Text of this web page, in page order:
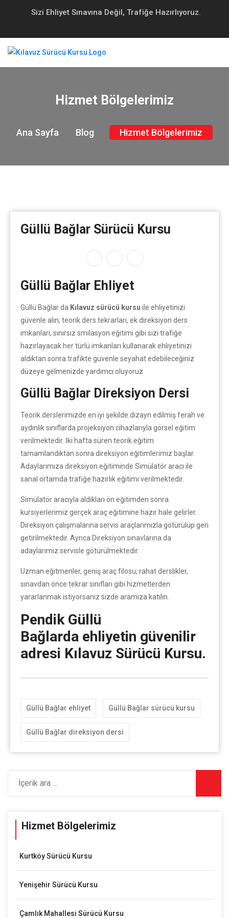
Sizi Ehliyet Sınavına Değil, Trafiğe Hazırlıyoruz.
Hizmet Bölgelerimiz
Ana Sayfa Blog Hizmet Bölgelerimiz
Güllü Bağlar Sürücü Kursu
Güllü Bağlar Ehliyet
Güllü Bağlar da Kılavuz sürücü kursu ile ehliyetinizi
güvenle alın, teorik ders tekrarları, ek direksiyon ders
imkanları, sınırsız smilasyon eğitimi gibi sizi trafiğe
hazırlayacak her türlü imkanları kullanarak ehliyetinizi
aldıktan sonra trafikte güvenle seyahat edebileceğiniz
düzeye gelmenizde yardımcı oluyoruz
Güllü Bağlar Direksiyon Dersi
Teorik derslerimizde en iyi şekilde dizayn edilmiş ferah ve
aydınlık sınıflarda projeksiyon cihazlarıyla görsel eğitim
verilmektedir. İki hafta süren teorik eğitim
tamamlandıktan sonra direksiyon eğitimlerimiz başlar.
Adaylarımıza direksiyon eğitiminde Simülatör aracı ile
sanal ortamda trafiğe hazırlık eğitimi verilmektedir.
Simülatör aracıyla aldıkları ön eğitimden sonra
kursiyerlerimiz gerçek araç eğitimine hazır hale gelirler.
Direksiyon çalışmalarına servis araçlarımızla götürülüp geri
getirilmektedir. Ayrıca Direksiyon sınavlarına da
adaylarımız servisle götürülmektedir.
Uzman eğitmenler, geniş araç filosu, rahat derslikler,
sınavdan önce tekrar sınıfları gibi hizmetlerden
yararlanmak istiyorsanız sizde aramıza katılın.
Pendik Güllü
Bağlarda ehliyetin güvenilir
adresi Kılavuz Sürücü Kursu.
Güllü Bağlar ehliyet Güllü Bağlar sürücü kursu
Güllü Bağlar direksiyon dersi
Hizmet Bölgelerimiz
Kurtköy Sürücü Kursu
Yenişehir Sürücü Kursu
Çamlık Mahallesi Sürücü Kursu